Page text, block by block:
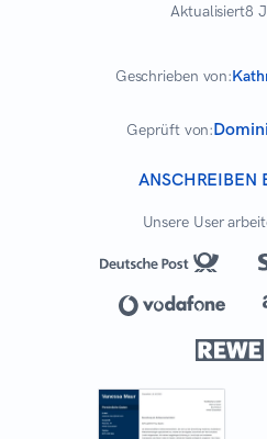
Aktualisiert8
Geschrieben von:
Geprüft von:
ANSCHREIBEN
Unsere User